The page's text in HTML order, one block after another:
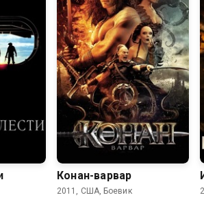
5.7 5.2
Конан-варвар
2011, США, Боевик